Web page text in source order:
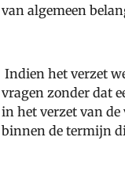
van algemeen
Indien het verzet
vragen zonder dat
in het verzet van
binnen de termijn